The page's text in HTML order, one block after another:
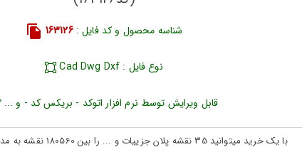
شناسه محصول و کد فایل :163126
نوع فایل : Cad Dwg Dxf
قابل ویرایش توسط نرم افزار اتوکد - بریکس کد - و ...
با یک خرید میتوانید 35 نقشه پلان جزییات و ... را بین 180560 نقشه به مدت 30 روز دانلود کنید